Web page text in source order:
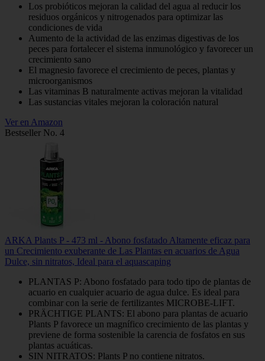
Los probióticos mejoran la calidad del agua al reducir los
residuos orgánicos y nitrogenados para optimizar las
condiciones de vida
Aumento de la actividad de las enzimas digestivas de los
peces para fortalecer el sistema inmunológico y favorecer un
crecimiento sano
El magnesio favorece el crecimiento de peces, plantas y
microorganismos
Las vitaminas B naturalmente activas mejoran la vitalidad
Las sustancias vitales mejoran la coloración natural
Ver en Amazon
Bestseller No. 4
ARKA Plants P - 473 ml - Abono fosfatado Altamente eficaz para
un Crecimiento exuberante de Las Plantas en acuarios de Agua
Dulce, sin nitratos, Ideal para el aquascaping
PLANTAS P: Abono fosfatado para todo tipo de plantas de
acuario en cualquier acuario de agua dulce. Es ideal para
combinar con la serie de fertilizantes MICROBE-LIFT.
PRÄCHTIGE PLANTS: El abono para plantas de acuario
Plants P favorece un magnífico crecimiento de las plantas y
previene de forma sostenible la carencia de fosfatos en sus
plantas acuáticas.
SIN NITRATOS: Plants P no contiene nitratos.